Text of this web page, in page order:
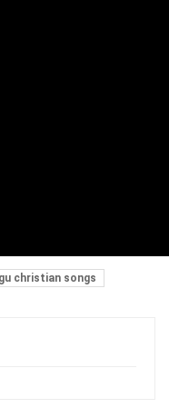
christian songs